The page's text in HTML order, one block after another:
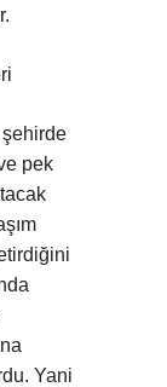
şehirde
pek
Yani